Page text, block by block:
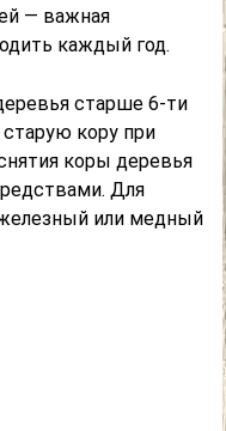
— важная
каждый год.
старше 6-ти
кору при
коры деревья
Для
или медный